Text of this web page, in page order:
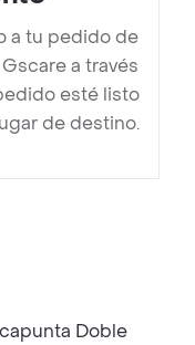
a tu pedido de
a través
esté listo
de destino.
Doble